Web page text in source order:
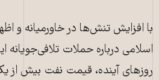
با افزایش تنش‌ها در خاورمیانه و
اسلامی درباره حملات تلافی‌جویانه
روزهای آینده، قیمت نفت بیش از